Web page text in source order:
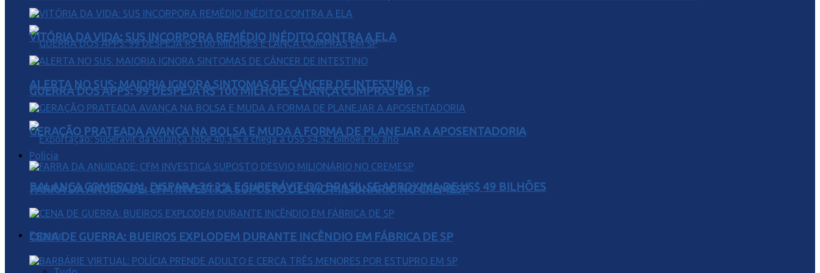
GUERRA DOS APPS: 99 DESPEJA R$ 100 MILHÕES E LANÇA COMPRAS EM SP
BALANÇA COMERCIAL DISPARA 36,2% E SUPERÁVIT DO BRASIL SE APROXIMA DE US$ 49 BILHÕES
Esporte
VITÓRIA DA VIDA: SUS INCORPORA REMÉDIO INÉDITO CONTRA A ELA
ALERTA NO SUS: MAIORIA IGNORA SINTOMAS DE CÂNCER DE INTESTINO
GERAÇÃO PRATEADA AVANÇA NA BOLSA E MUDA A FORMA DE PLANEJAR A APOSENTADORIA
Polícia
FARRA DA ANUIDADE: CFM INVESTIGA SUPOSTO DESVIO MILIONÁRIO NO CREMESP
CENA DE GUERRA: BUEIROS EXPLODEM DURANTE INCÊNDIO EM FÁBRICA DE SP